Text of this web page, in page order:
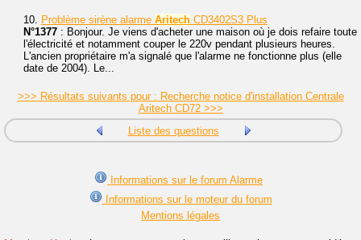
10. Problème sirène alarme Aritech CD3402S3 Plus
N°1377 : Bonjour. Je viens d'acheter une maison où je dois refaire toute
l'électricité et notamment couper le 220v pendant plusieurs heures.
L'ancien propriétaire m'a signalé que l'alarme ne fonctionne plus (elle
date de 2004). Le...
>>> Résultats suivants pour : Recherche notice d'installation Centrale
Aritech CD72 >>>
Liste des questions
Informations sur le forum Alarme
Informations sur le moteur du forum
Mentions légales